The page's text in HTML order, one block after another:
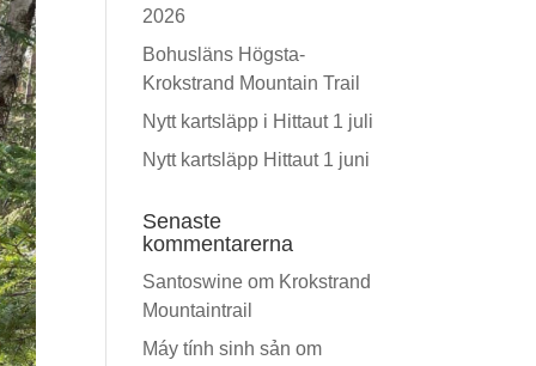
2026
Bohusläns Högsta-
Krokstrand Mountain Trail
Nytt kartsläpp i Hittaut 1 juli
Nytt kartsläpp Hittaut 1 juni
Senaste
kommentarerna
Santoswine om Krokstrand
Mountaintrail
Máy tính sinh sản om